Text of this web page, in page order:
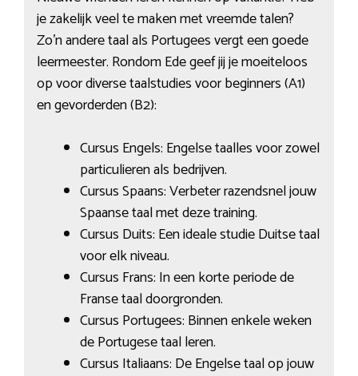
je zakelijk veel te maken met vreemde talen?
Zo’n andere taal als Portugees vergt een goede
leermeester. Rondom Ede geef jij je moeiteloos
op voor diverse taalstudies voor beginners (A1)
en gevorderden (B2):
Cursus Engels: Engelse taalles voor zowel
particulieren als bedrijven.
Cursus Spaans: Verbeter razendsnel jouw
Spaanse taal met deze training.
Cursus Duits: Een ideale studie Duitse taal
voor elk niveau.
Cursus Frans: In een korte periode de
Franse taal doorgronden.
Cursus Portugees: Binnen enkele weken
de Portugese taal leren.
Cursus Italiaans: De Engelse taal op jouw